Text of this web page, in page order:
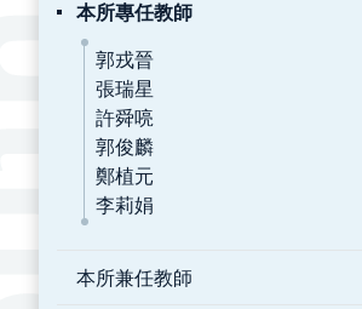
本所專任教師
郭戎晉
張瑞星
許舜喨
郭俊麟
鄭植元
李莉娟
本所兼任教師